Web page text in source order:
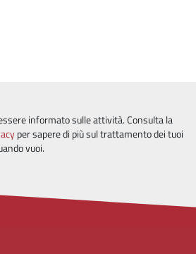
informato sulle attività. Consulta la
per sapere di più sul trattamento dei tuoi
vuoi.